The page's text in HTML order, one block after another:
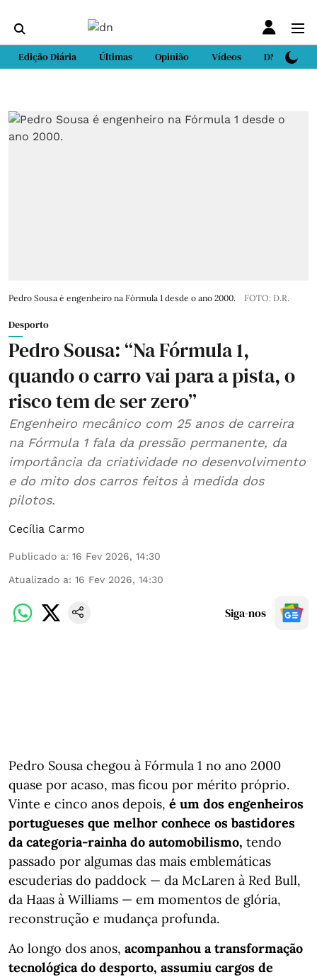
Edição Diária Últimas Opinião Vídeos DN Sport
Pedro Sousa é engenheiro na Fórmula 1 desde o ano 2000. FOTO: D.R.
Desporto
Pedro Sousa: “Na Fórmula 1,
quando o carro vai para a pista, o
risco tem de ser zero”
Engenheiro mecânico com 25 anos de carreira
na Fórmula 1 fala da pressão permanente, da
importância da criatividade no desenvolvimento
e do mito dos carros feitos à medida dos
pilotos.
Cecília Carmo
Publicado a: 16 Fev 2026, 14:30
Atualizado a: 16 Fev 2026, 14:30
Siga-nos
Pedro Sousa chegou à Fórmula 1 no ano 2000
quase por acaso, mas ficou por mérito próprio.
Vinte e cinco anos depois, é um dos engenheiros
portugueses que melhor conhece os bastidores
da categoria-rainha do automobilismo, tendo
passado por algumas das mais emblemáticas
escuderias do paddock — da McLaren à Red Bull,
da Haas à Williams — em momentos de glória,
reconstrução e mudança profunda.
Ao longo dos anos, acompanhou a transformação
tecnológica do desporto, assumiu cargos de